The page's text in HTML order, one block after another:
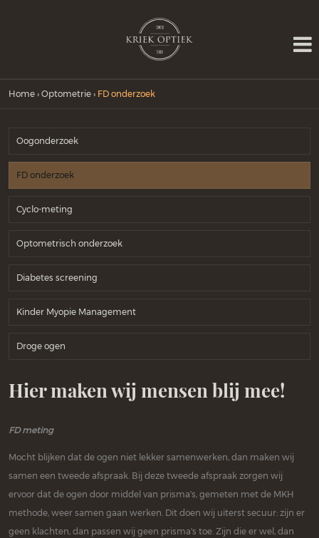
Home ›Optometrie › FD onderzoek
Oogonderzoek
FD onderzoek
Cyclo-meting
Optometrisch onderzoek
Diabetes screening
Kinder Myopie Management
Droge ogen
Hier maken wij mensen blij mee!
FD meting
Mocht blijken dat de ogen niet lekker samenwerken, dan maken wij
samen een tweede afspraak. Bij deze tweede afspraak zorgen wij
ervoor dat de ogen door middel van prisma's, gemeten met de MKH
methode, weer samen gaan werken. Dit doen wij uiterst secuur: zijn er
geen klachten, dan passen wij geen prisma's toe. Zijn die er wel, dan